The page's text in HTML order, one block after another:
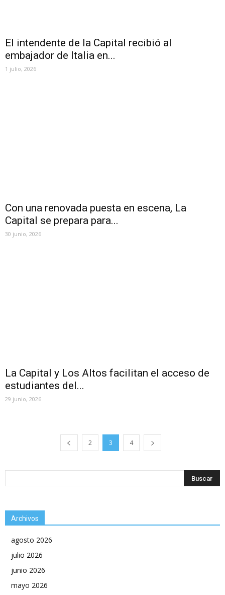
El intendente de la Capital recibió al
embajador de Italia en...
1 julio, 2026
Con una renovada puesta en escena, La
Capital se prepara para...
30 junio, 2026
La Capital y Los Altos facilitan el acceso de
estudiantes del...
29 junio, 2026
2 3 4
Archivos
agosto 2026
julio 2026
junio 2026
mayo 2026